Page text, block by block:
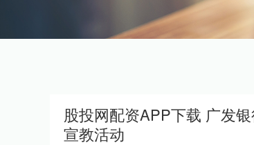
股投网配资APP下载 广发
宣教活动